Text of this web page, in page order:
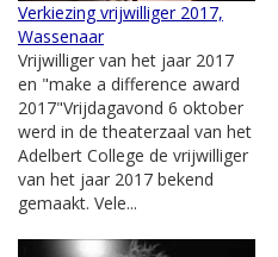
Verkiezing vrijwilliger 2017,
Wassenaar
Vrijwilliger van het jaar 2017
en "make a difference award
2017"Vrijdagavond 6 oktober
werd in de theaterzaal van het
Adelbert College de vrijwilliger
van het jaar 2017 bekend
gemaakt. Vele...